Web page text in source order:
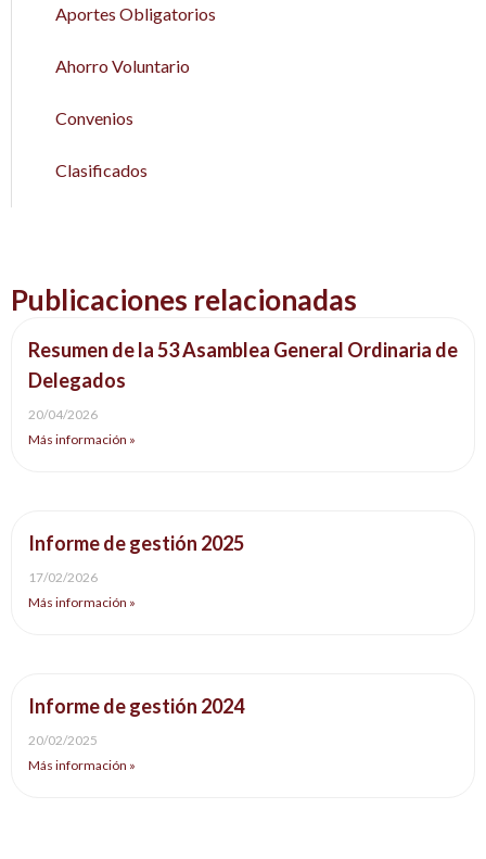
Aportes Obligatorios
Ahorro Voluntario
Convenios
Clasificados
Publicaciones relacionadas
Resumen de la 53 Asamblea General Ordinaria de
Delegados
20/04/2026
Más información »
Informe de gestión 2025
17/02/2026
Más información »
Informe de gestión 2024
20/02/2025
Más información »